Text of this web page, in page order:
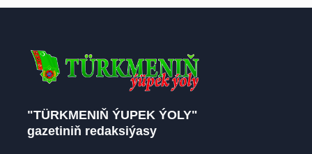
"TÜRKMENIŇ ÝUPEK ÝOLY"
gazetiniň redaksiýasy